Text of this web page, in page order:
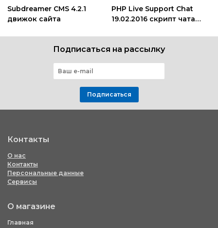
Subdreamer CMS 4.2.1
движок сайта
PHP Live Support Chat
19.02.2016 скрипт чата
Подписаться на рассылку
Подписаться
Контакты
О нас
Контакты
Персональные данные
Сервисы
О магазине
Главная